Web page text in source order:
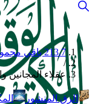
213.7 باقي مجموعات الحديث
/
عقلاء المجانين
الرق المنشور